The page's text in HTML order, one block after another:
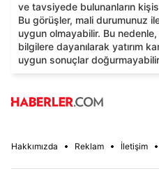
ve tavsiyede bulunanların
Bu görüşler, mali durumunuz
uygun olmayabilir. Bu
bilgilere dayanılarak yatırım
uygun sonuçlar
Hakkımızda Reklam İletişim